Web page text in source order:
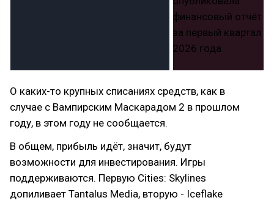
О каких-то крупных списаниях средств, как в
случае с Вампирским Маскарадом 2 в прошлом
году, в этом году не сообщается.
В общем, прибыль идёт, значит, будут
возможности для инвестирования. Игры
поддерживаются. Первую Cities: Skylines
допиливает Tantalus Media, вторую - Iceflake